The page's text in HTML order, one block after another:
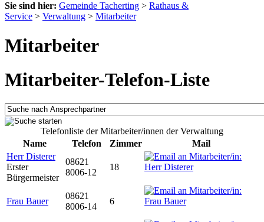
Sie sind hier: Gemeinde Tacherting > Rathaus &
Service > Verwaltung > Mitarbeiter
Mitarbeiter
Mitarbeiter-Telefon-Liste
Telefonliste der Mitarbeiter/innen der Verwaltung
Name
Telefon Zimmer
Mail
Herr Disterer
Erster
Bürgermeister
08621
8006-12
18
Frau Bauer
08621
8006-14
6